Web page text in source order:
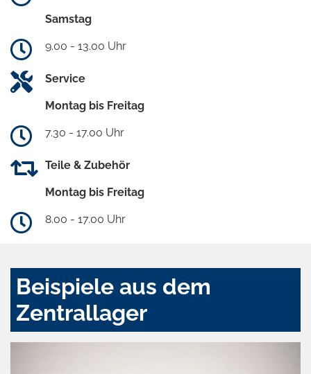
Samstag
9.00 - 13.00 Uhr
Service
Montag bis Freitag
7.30 - 17.00 Uhr
Teile & Zubehör
Montag bis Freitag
8.00 - 17.00 Uhr
Beispiele aus dem
Zentrallager